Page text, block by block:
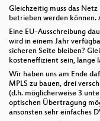
Gleichzeitig muss das
betrieben werden können.
Eine EU-Ausschreibung
wird in einem Jahr
sicheren Seite bleiben?
kosteneffizient sein, lange
Wir haben uns am Ende
MPLS zu bauen, drei
(d.h. möglicherweise 3
optischen Übertragung
ansonsten sehr einfaches